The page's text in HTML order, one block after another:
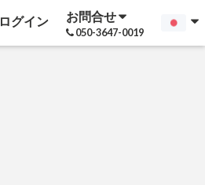
ログイン お問合せ
050-3647-0019